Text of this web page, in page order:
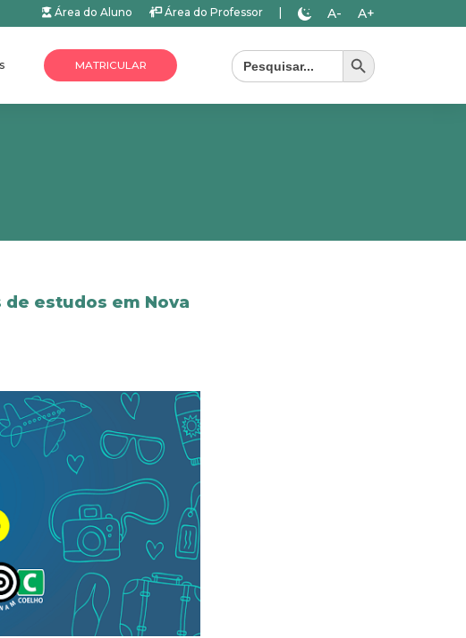
Área do Aluno Área do Professor A- A+
MATRICULAR
Search
for:
Search Button
estudos em Nova